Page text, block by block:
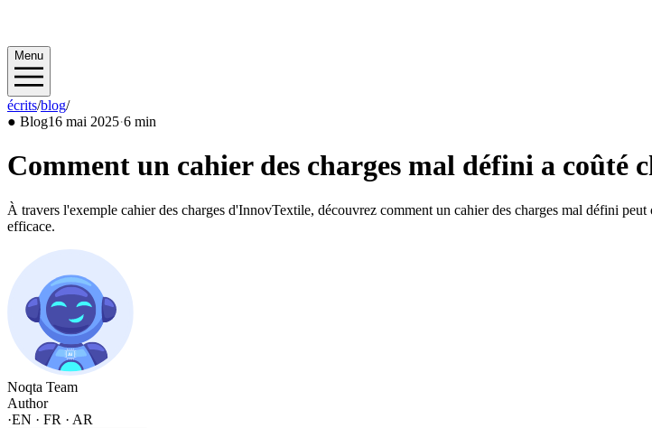
Menu
écrits/blog/2025/05
● Blog16 mai 2025·6 min
Comment un cahier des charges mal défini a coûté
À travers l'exemple cahier des charges d'InnovTextile, découvrez comment un cahier des charges mal défini
efficace.
Noqta Team
Author
·EN · FR · AR